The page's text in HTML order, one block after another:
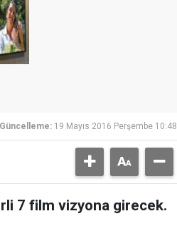
Güncelleme: 19 Mayıs 2016 Perşembe 10:48
7 film vizyona girecek.